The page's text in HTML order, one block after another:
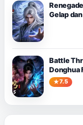
Gelap
Battle
Donghua
Ditonton
7.5